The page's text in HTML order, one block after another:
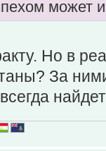
может
Но в
За